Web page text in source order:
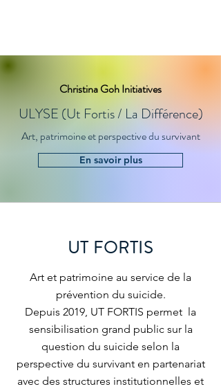
Christina Goh Initiatives
ULYSE (Ut Fortis / La Différence)
Art, patrimoine et perspective du survivant
En savoir plus
UT FORTIS
Art et patrimoine au service de la
prévention du suicide.
Depuis 2019, UT FORTIS permet la
sensibilisation grand public sur la
question du suicide selon la
perspective du survivant en partenariat
avec des structures institutionnelles et